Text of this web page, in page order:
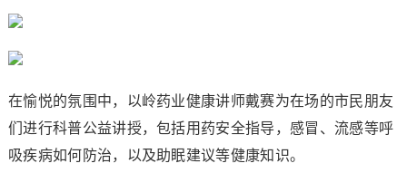
在愉悦的氛围中，以岭药业健康讲师戴赛为在场的市民朋友
们进行科普公益讲授，包括用药安全指导，感冒、流感等呼
吸疾病如何防治，以及助眠建议等健康知识。